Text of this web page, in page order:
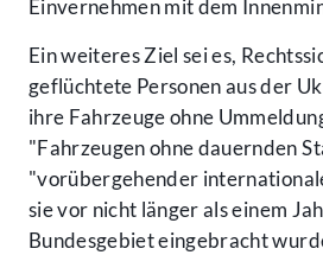
Einvernehmen mit dem
Ein weiteres Ziel sei es,
geflüchtete Personen aus der
ihre Fahrzeuge ohne
"Fahrzeugen ohne dauernden
"vorübergehender
sie vor nicht länger als einem
Bundesgebiet eingebracht